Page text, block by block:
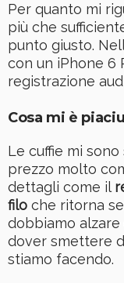
Per quanto mi
più che
punto giusto.
con un iPhone 6
registrazione
Cosa mi è
Le cuffie mi
prezzo molto
dettagli come il
filo che ritorna
dobbiamo alzare
dover smettere
stiamo facendo.